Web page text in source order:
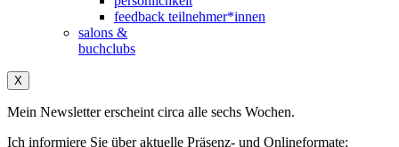
feedback teilnehmer*innen
salons &
buchclubs
X
Mein Newsletter erscheint circa alle sechs Wochen.
Ich informiere Sie über aktuelle Präsenz- und Onlineformate: